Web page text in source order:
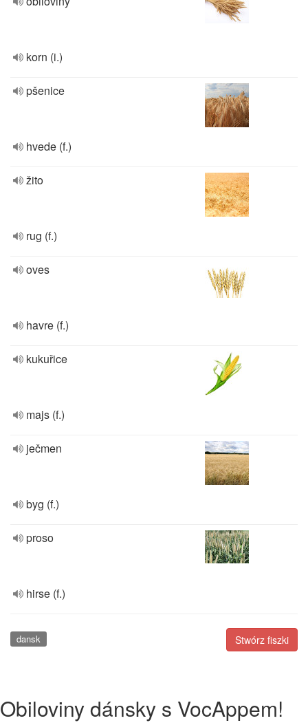
korn (i.)
pšenice
hvede (f.)
žito
rug (f.)
oves
havre (f.)
kukuřice
majs (f.)
ječmen
byg (f.)
proso
hirse (f.)
Stwórz fiszki
dansk
Obiloviny dánsky s VocAppem!